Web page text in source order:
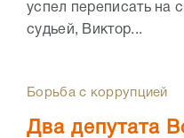
успел переписать на
судьей, Виктор...
Борьба с коррупцией
Два депутата